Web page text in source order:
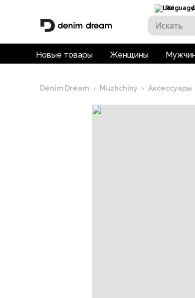
RU
Новые товары Женщины
Denim Dream › Muzhchiny › Аксессуары